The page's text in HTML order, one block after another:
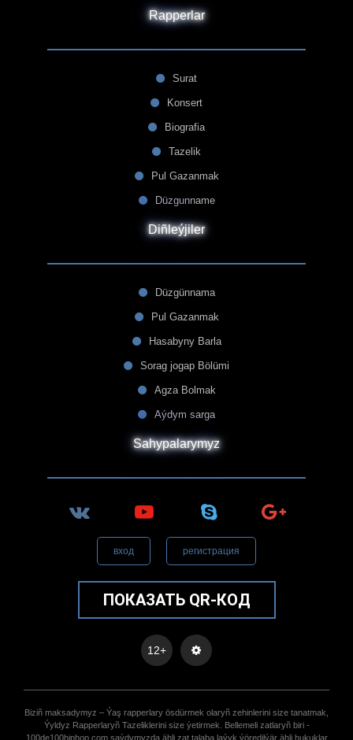
Rapperlar
Surat
Konsert
Biografia
Tazelik
Pul Gazanmak
Düzgunname
Diñleýjiler
Düzgünnama
Pul Gazanmak
Hasabyny Barla
Sorag jogap Bölümi
Agza Bolmak
Aýdym sarga
Sahypalarymyz
вход регистрация
ПОКАЗАТЬ QR-КОД
12+
Biziñ maksadymyz – Ýaş rapperlary ösdürmek olaryñ zehinlerini size tanatmak,
Ýyldyz Rapperlaryñ Tazeliklerini size ýetirmek. Bellemeli zatlaryñ biri -
100de100hiphop.com saýdymyzda ähli zat talaba laýyk ýöredilýär ähli hukuklar